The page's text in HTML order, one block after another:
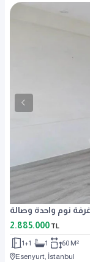
نوم واحدة وصالة
2.885.000 TL
1+1 1
60 M²
Esenyurt, İstanbul